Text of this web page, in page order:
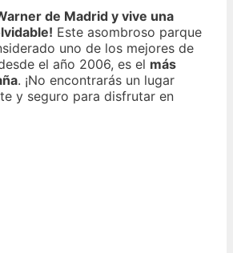
de Madrid y vive una
Este asombroso parque
uno de los mejores de
el año 2006, es el más
. ¡No encontrarás un lugar
y seguro para disfrutar en